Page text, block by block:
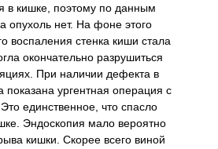
в кишке, поэтому по данным
опухоль нет. На фоне этого
воспаления стенка киши стала
окончательно разрушиться
При наличии дефекта в
показана ургентная операция с
единственное, что спасло
Эндоскопия мало вероятно
кишки. Скорее всего виной